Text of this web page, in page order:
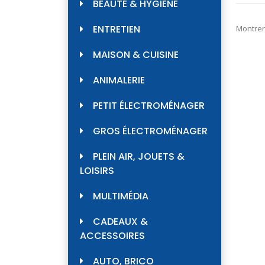
BEAUTÉ & HYGIÈNE
ENTRETIEN
MAISON & CUISINE
ANIMALERIE
PETIT ÉLECTROMÉNAGER
GROS ÉLECTROMÉNAGER
PLEIN AIR, JOUETS &
LOISIRS
MULTIMÉDIA
CADEAUX &
ACCESSOIRES
AUTO, BRICO